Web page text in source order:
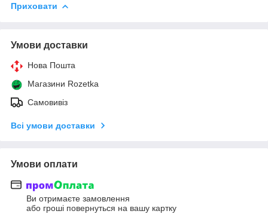
Приховати
Умови доставки
Нова Пошта
Магазини Rozetka
Самовивіз
Всі умови доставки
Умови оплати
Ви отримаєте замовлення
або гроші повернуться на вашу картку